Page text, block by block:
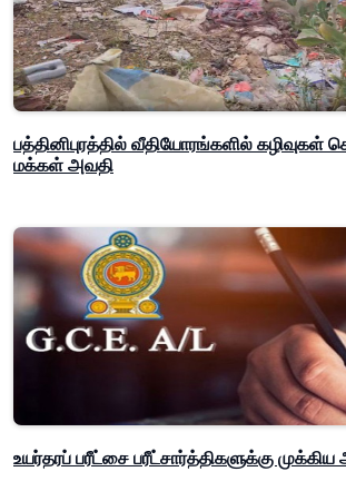
பத்தினிபுரத்தில் வீதியோரங்களில் கழிவுகள்
மக்கள் அவதி
உயர்தரப் பரீட்சை பரீட்சார்த்திகளுக்கு முக்கிய